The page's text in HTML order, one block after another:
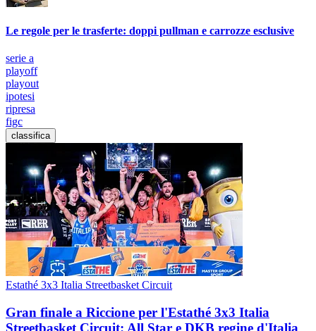
Le regole per le trasferte: doppi pullman e carrozze esclusive
serie a
playoff
playout
ipotesi
ripresa
figc
classifica
Estathé 3x3 Italia Streetbasket Circuit
Gran finale a Riccione per l'Estathé 3x3 Italia
Streetbasket Circuit: All Star e DKB regine d'Italia